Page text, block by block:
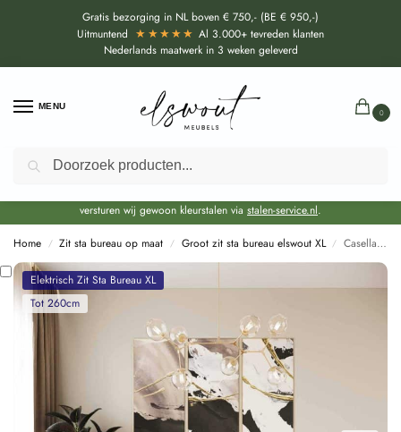
Gratis bezorging in NL boven € 750,- (BE € 950,-)
Uitmuntend ★★★★★ Al 3.000+ tevreden klanten
Nederlands maatwerk in 3 weken geleverd
MENU
0
Door de bouwvakperiode geldt momenteel een EXTRA levertijd van circa 3
weken bovenop de reguliere levertijd.
versturen wij gewoon kleurstalen via stalen-service.nl.
Home / Zit sta bureau op maat / Groot zit sta bureau elswout XL / Casella eik bruin Zit Sta Bureau XL Piezo op maat
Elektrisch Zit Sta Bureau XL
Tot 260cm